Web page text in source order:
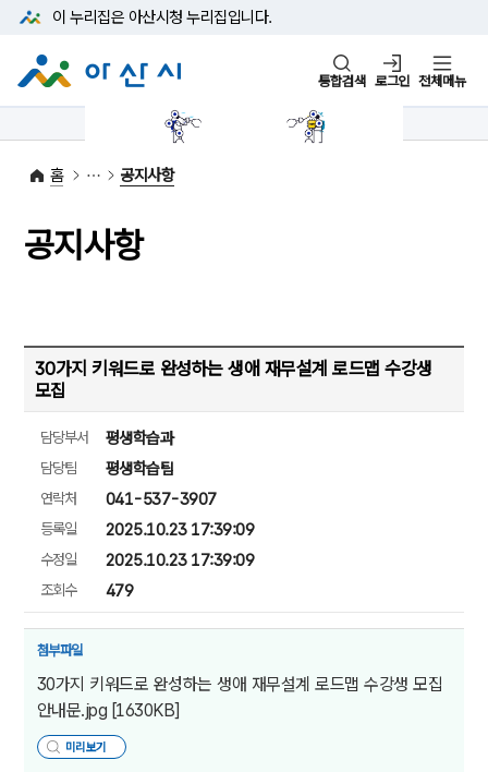
본문 바로가기
메뉴 바로가기
이 누리집은 아산시청 누리집입니다.
통합검색 로그인 전체메뉴
대표전화(아산시 콜센터) 1422-42
홈 공지사항
공지사항
30가지 키워드로 완성하는 생애 재무설계 로드맵 수강생
모집
담당부서 평생학습과
담당팀 평생학습팀
연락처 041-537-3907
등록일 2025.10.23 17:39:09
수정일 2025.10.23 17:39:09
조회수 479
첨부파일
30가지 키워드로 완성하는 생애 재무설계 로드맵 수강생 모집
안내문.jpg [1630KB]
미리보기